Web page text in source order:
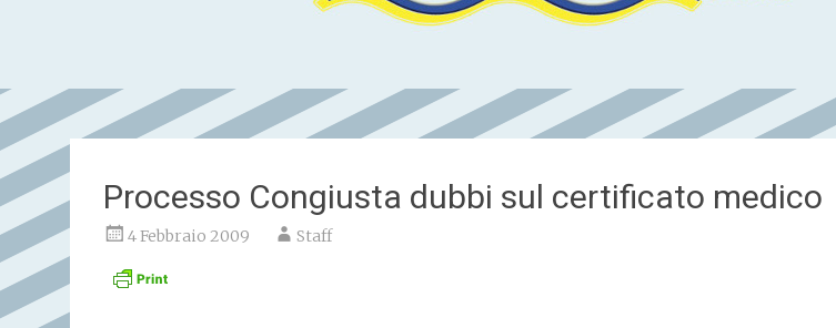
Processo Congiusta dubbi sul certificato medico
4 Febbraio 2009 Staff